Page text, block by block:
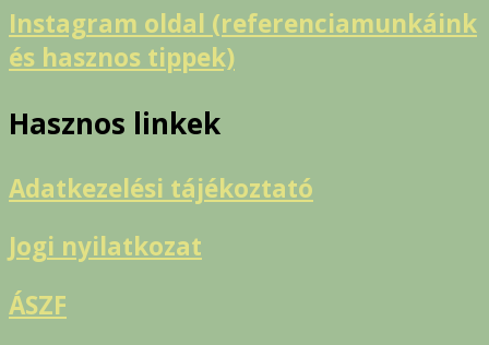
Instagram oldal (referenciamunkáink
és hasznos tippek)
Hasznos linkek
Adatkezelési tájékoztató
Jogi nyilatkozat
ÁSZF